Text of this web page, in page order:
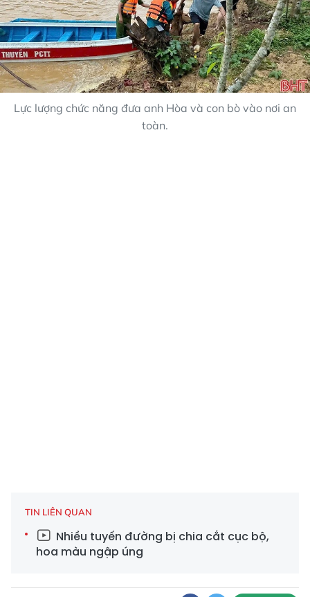
Lực lượng chức năng đưa anh Hòa và con bò vào nơi an
toàn.
TIN LIÊN QUAN
Nhiều tuyến đường bị chia cắt cục bộ,
hoa màu ngập úng